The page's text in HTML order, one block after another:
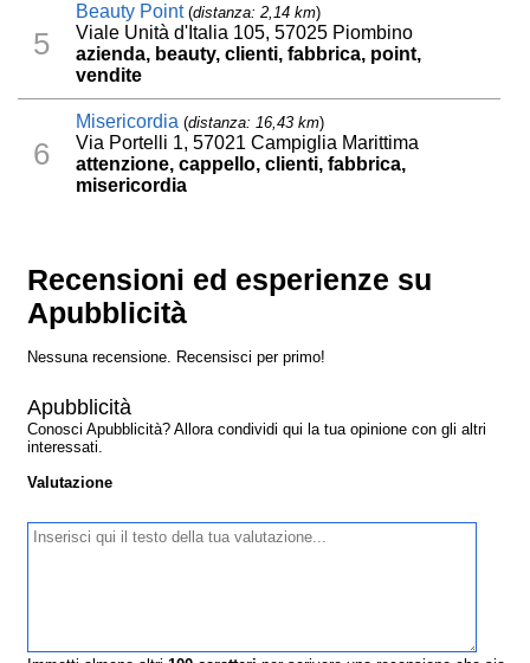
5
Beauty Point(distanza: 2,14 km)
Viale Unità d'Italia 105, 57025 Piombino
azienda, beauty, clienti, fabbrica, point,
vendite
6
Misericordia (distanza: 16,43 km)
Via Portelli 1, 57021 Campiglia Marittima
attenzione, cappello, clienti, fabbrica,
misericordia
Recensioni ed esperienze su
Apubblicità
Nessuna recensione. Recensisci per primo!
Apubblicità
Conosci Apubblicità? Allora condividi qui la tua opinione con gli altri
interessati.
Valutazione